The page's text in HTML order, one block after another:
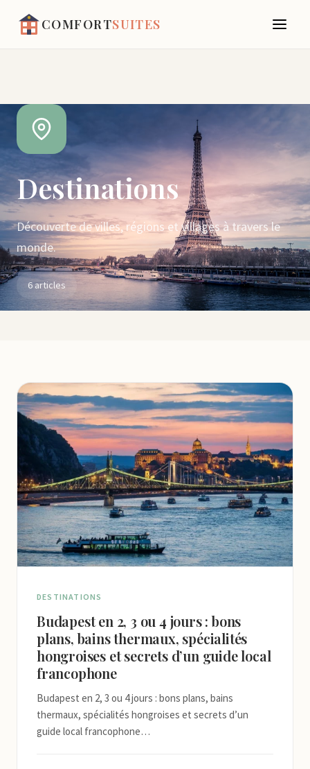
COMFORTSUITES
Destinations
Découverte de villes, régions et villages à travers le
monde.
6 articles
DESTINATIONS
Budapest en 2, 3 ou 4 jours : bons
plans, bains thermaux, spécialités
hongroises et secrets d’un guide local
francophone
Budapest en 2, 3 ou 4 jours : bons plans, bains
thermaux, spécialités hongroises et secrets d’un
guide local francophone…